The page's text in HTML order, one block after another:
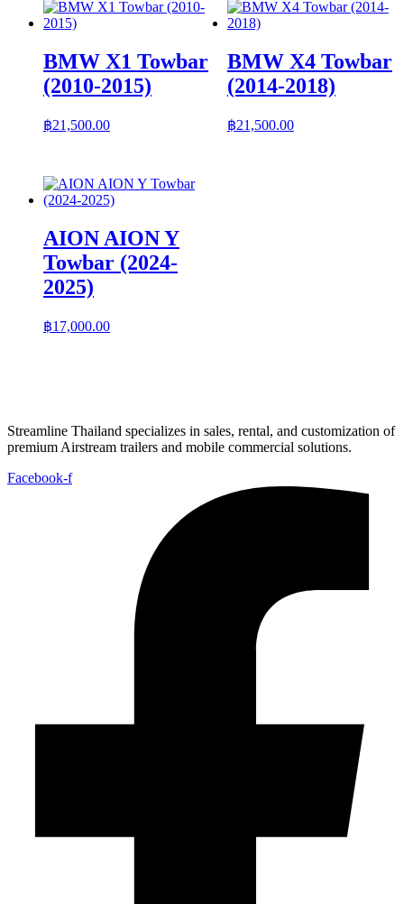
BMW X1 Towbar
(2010-2015)
฿21,500.00
BMW X4 Towbar
(2014-2018)
฿21,500.00
AION AION Y
Towbar (2024-
2025)
฿17,000.00
Streamline Thailand specializes in sales, rental, and customization of
premium Airstream trailers and mobile commercial solutions.
Facebook-f